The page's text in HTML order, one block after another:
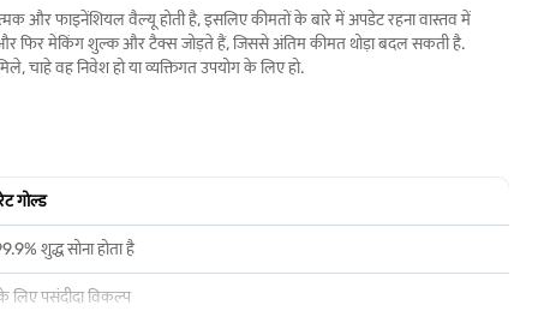
और फाइनेंशियल वैल्यू होती है, इसलिए कीमतों के बारे में अपडेट रहना वास्तव में
हैं और फिर मेकिंग शुल्क और टैक्स जोड़ते हैं, जिससे अंतिम कीमत थोड़ा बदल सकती है.
वह निवेश हो या व्यक्तिगत उपयोग के लिए हो.
गोल्ड
शुद्ध सोना होता है
लिए पसंदीदा विकल्प